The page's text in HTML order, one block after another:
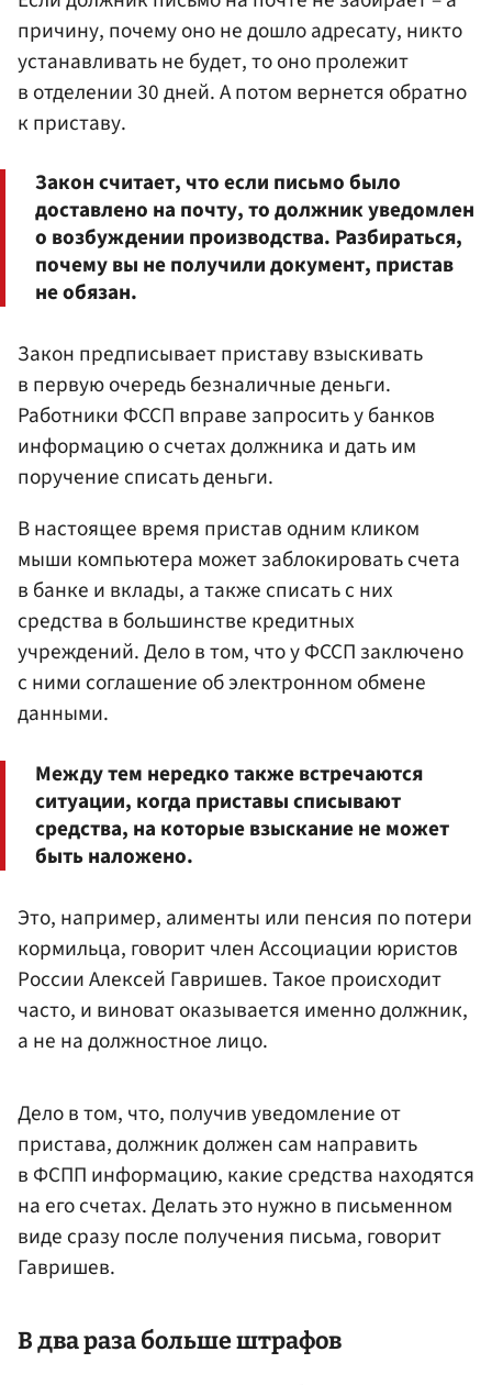
причину, почему оно не дошло адресату, никто
устанавливать не будет, то оно пролежит
в отделении 30 дней. А потом вернется обратно
к приставу.
Закон считает, что если письмо было
доставлено на почту, то должник уведомлен
о возбуждении производства. Разбираться,
почему вы не получили документ, пристав
не обязан.
Закон предписывает приставу взыскивать
в первую очередь безналичные деньги.
Работники ФССП вправе запросить у банков
информацию о счетах должника и дать им
поручение списать деньги.
В настоящее время пристав одним кликом
мыши компьютера может заблокировать счета
в банке и вклады, а также списать с них
средства в большинстве кредитных
учреждений. Дело в том, что у ФССП заключено
с ними соглашение об электронном обмене
данными.
Между тем нередко также встречаются
ситуации, когда приставы списывают
средства, на которые взыскание не может
быть наложено.
Это, например, алименты или пенсия по потери
кормильца, говорит член Ассоциации юристов
России Алексей Гавришев. Такое происходит
часто, и виноват оказывается именно должник,
а не на должностное лицо.
Дело в том, что, получив уведомление от
пристава, должник должен сам направить
в ФСПП информацию, какие средства находятся
на его счетах. Делать это нужно в письменном
виде сразу после получения письма, говорит
Гавришев.
В два раза больше штрафов